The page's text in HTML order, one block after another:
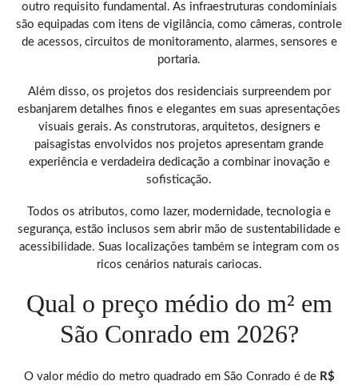
outro requisito fundamental. As infraestruturas condominiais
são equipadas com itens de vigilância, como câmeras, controle
de acessos, circuitos de monitoramento, alarmes, sensores e
portaria.
Além disso, os projetos dos residenciais surpreendem por
esbanjarem detalhes finos e elegantes em suas apresentações
visuais gerais. As construtoras, arquitetos, designers e
paisagistas envolvidos nos projetos apresentam grande
experiência e verdadeira dedicação a combinar inovação e
sofisticação.
Todos os atributos, como lazer, modernidade, tecnologia e
segurança, estão inclusos sem abrir mão de sustentabilidade e
acessibilidade. Suas localizações também se integram com os
ricos cenários naturais cariocas.
Qual o preço médio do m² em
São Conrado em 2026?
O valor médio do metro quadrado em São Conrado é de R$